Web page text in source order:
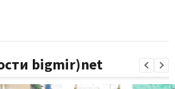
bigmir)net